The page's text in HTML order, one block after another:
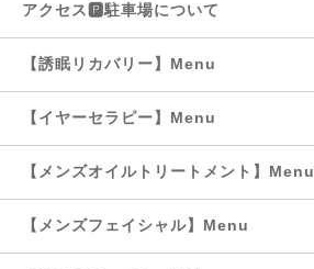
アクセス🅿️駐車場について
【誘眠リカバリー】Menu
【イヤーセラピー】Menu
【メンズオイルトリートメント】Menu
【メンズフェイシャル】Menu